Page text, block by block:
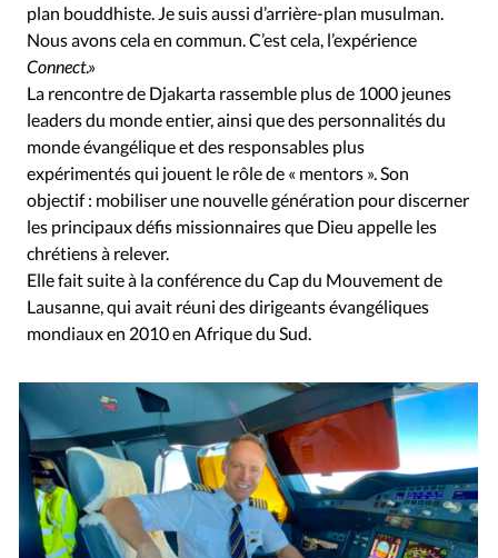
plan bouddhiste. Je suis aussi d’arrière-plan musulman.
Nous avons cela en commun. C’est cela, l’expérience
Connect.»
La rencontre de Djakarta rassemble plus de 1000 jeunes
leaders du monde entier, ainsi que des personnalités du
monde évangélique et des responsables plus
expérimentés qui jouent le rôle de « mentors ». Son
objectif : mobiliser une nouvelle génération pour discerner
les principaux défis missionnaires que Dieu appelle les
chrétiens à relever.
Elle fait suite à la conférence du Cap du Mouvement de
Lausanne, qui avait réuni des dirigeants évangéliques
mondiaux en 2010 en Afrique du Sud.